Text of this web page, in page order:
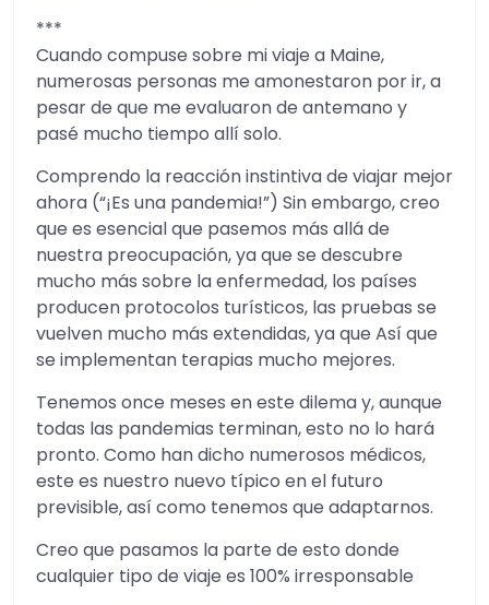
***
Cuando compuse sobre mi viaje a Maine,
numerosas personas me amonestaron por ir, a
pesar de que me evaluaron de antemano y
pasé mucho tiempo allí solo.
Comprendo la reacción instintiva de viajar mejor
ahora (“¡Es una pandemia!”) Sin embargo, creo
que es esencial que pasemos más allá de
nuestra preocupación, ya que se descubre
mucho más sobre la enfermedad, los países
producen protocolos turísticos, las pruebas se
vuelven mucho más extendidas, ya que Así que
se implementan terapias mucho mejores.
Tenemos once meses en este dilema y, aunque
todas las pandemias terminan, esto no lo hará
pronto. Como han dicho numerosos médicos,
este es nuestro nuevo típico en el futuro
previsible, así como tenemos que adaptarnos.
Creo que pasamos la parte de esto donde
cualquier tipo de viaje es 100% irresponsable